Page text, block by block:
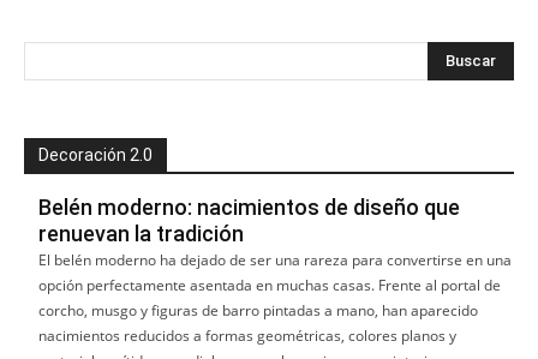
Decoración 2.0
Belén moderno: nacimientos de diseño que
renuevan la tradición
El belén moderno ha dejado de ser una rareza para convertirse en una
opción perfectamente asentada en muchas casas. Frente al portal de
corcho, musgo y figuras de barro pintadas a mano, han aparecido
nacimientos reducidos a formas geométricas, colores planos y